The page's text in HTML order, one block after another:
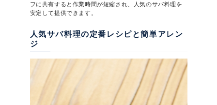
フに共有すると作業時間が短縮され、人気のサバ料理を
安定して提供できます。
人気サバ料理の定番レシピと簡単アレン
ジ